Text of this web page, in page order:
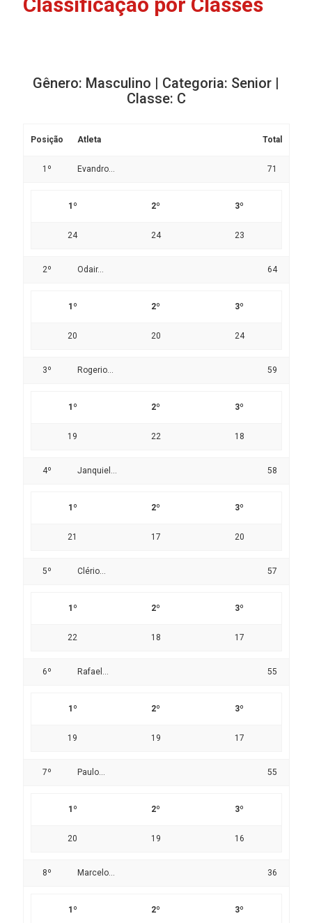
Gênero: Masculino | Categoria: Senior |
Classe: C
Posição Atleta Total
1º Evandro... 71
1º 2º 3º
24 24 23
2º Odair... 64
1º 2º 3º
20 20 24
3º Rogerio... 59
1º 2º 3º
19 22 18
4º Janquiel... 58
1º 2º 3º
21 17 20
5º Clério... 57
1º 2º 3º
22 18 17
6º Rafael... 55
1º 2º 3º
19 19 17
7º Paulo... 55
1º 2º 3º
20 19 16
8º Marcelo... 36
1º 2º 3º